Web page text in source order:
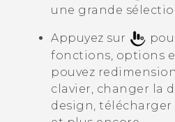
une grande
Appuyez sur
fonctions, options
pouvez
clavier, changer la
design,